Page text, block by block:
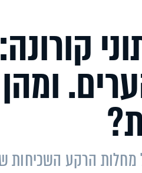
הרקע השכיחות